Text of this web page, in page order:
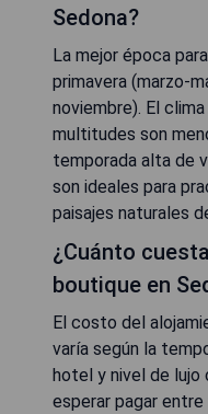
Sedona?
La mejor época
primavera (marzo-
noviembre). El
multitudes son
temporada alta de
son ideales para
paisajes naturales
¿Cuánto
boutique en
El costo del
varía según la
hotel y nivel de lujo
esperar pagar